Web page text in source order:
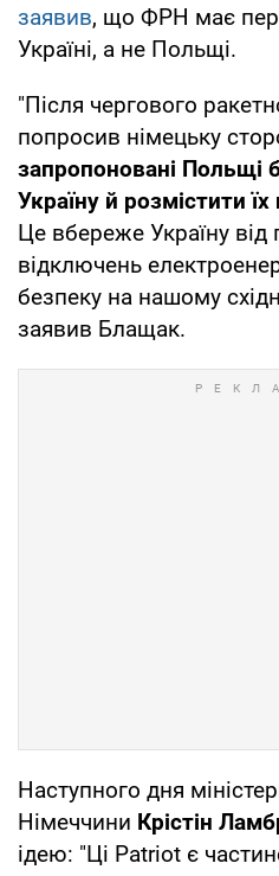
заявив, що ФРН має
Україні, а не Польщі.
"Після чергового
попросив німецьку
запропоновані Польщі
Україну й розмістити
Це вбереже Україну від
відключень
безпеку на нашому
заявив Блащак.
Наступного дня
Німеччини Крістін
ідею: "Ці Patriot є